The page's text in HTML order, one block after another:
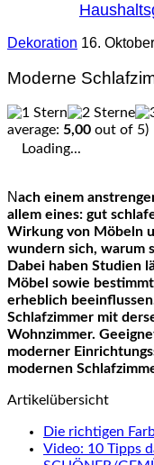
Dekoration 16.
Moderne
average: 5,00 out of 5)
Loading...
Nach einem anstrengenden Tag möchte man zu Hause vor
allem eines: gut
Wirkung von Möbeln
wundern sich, warum
Dabei haben Studien
Möbel sowie
erheblich
Schlafzimmer mit
Wohnzimmer.
moderner
modernen
Artikelübersicht
Die richtigen
Video: 10 Tipps